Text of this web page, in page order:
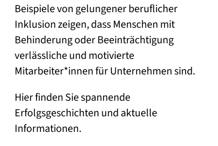
Beispiele von gelungener beruflicher
Inklusion zeigen, dass Menschen mit
Behinderung oder Beeinträchtigung
verlässliche und motivierte
Mitarbeiter*innen für Unternehmen sind.
Hier finden Sie spannende
Erfolgsgeschichten und aktuelle
Informationen.